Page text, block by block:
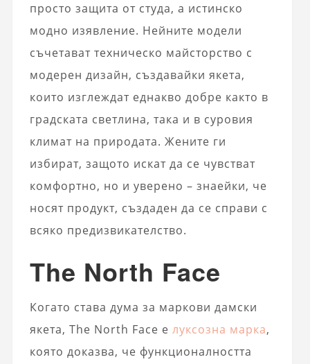
просто защита от студа, а истинско
модно изявление. Нейните модели
съчетават техническо майсторство с
модерен дизайн, създавайки якета,
които изглеждат еднакво добре както в
градската светлина, така и в суровия
климат на природата. Жените ги
избират, защото искат да се чувстват
комфортно, но и уверено – знаейки, че
носят продукт, създаден да се справи с
всяко предизвикателство.
The North Face
Когато става дума за маркови дамски
якета, The North Face е луксозна марка,
която доказва, че функционалността